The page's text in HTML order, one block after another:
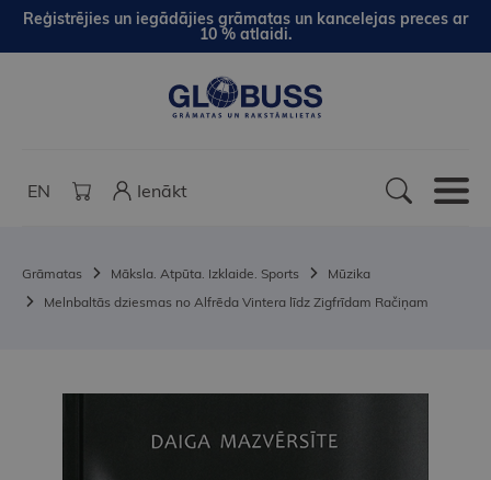
Reģistrējies un iegādājies grāmatas un kancelejas preces ar
10 % atlaidi.
EN Ienākt
Grāmatas Māksla. Atpūta. Izklaide. Sports
Mūzika
Melnbaltās dziesmas no Alfrēda Vintera līdz Zigfrīdam Račiņam